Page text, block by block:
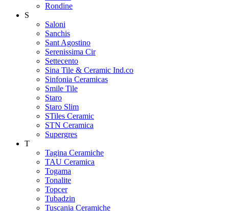
Rondine
S
Saloni
Sanchis
Sant Agostino
Serenissima Cir
Settecento
Sina Tile & Ceramic Ind.co
Sinfonia Ceramicas
Smile Tile
Staro
Staro Slim
STiles Ceramic
STN Ceramica
Supergres
T
Tagina Ceramiche
TAU Ceramica
Togama
Tonalite
Topcer
Tubadzin
Tuscania Ceramiche